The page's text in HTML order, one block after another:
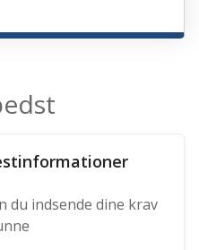
du indsende dine krav